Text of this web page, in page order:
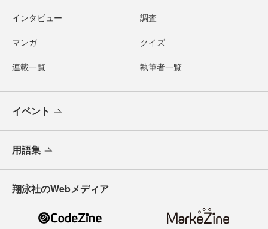
インタビュー 調査
マンガ クイズ
連載一覧 執筆者一覧
イベント
用語集
翔泳社のWebメディア